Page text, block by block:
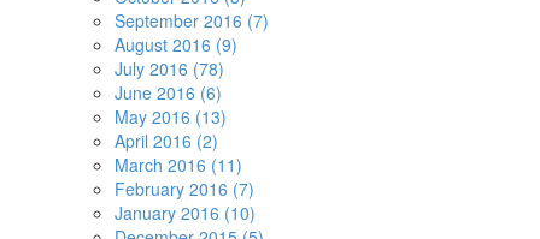
September 2016 (7)
August 2016 (9)
July 2016 (78)
June 2016 (6)
May 2016 (13)
April 2016 (2)
March 2016 (11)
February 2016 (7)
January 2016 (10)